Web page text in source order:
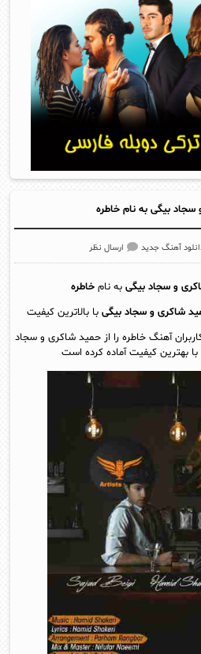
بیگی به نام خاطره
آهنگ جدید ارسال نظر
و سجاد بیگی به نامخاطره
شاکری و سجاد بیگی با بالاترین کیفیت
آهنگ خاطره را از حمید شاکری و سجاد
بهترین کیفیت آماده کرده است